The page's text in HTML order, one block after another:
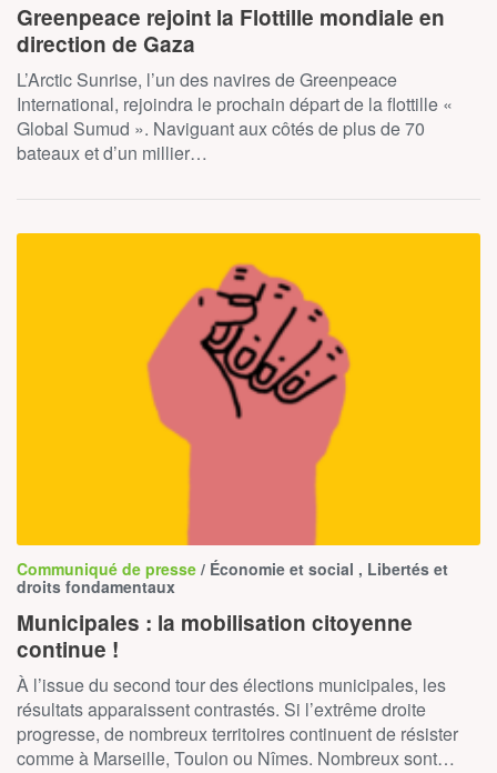
Greenpeace rejoint la Flottille mondiale en
direction de Gaza
L’Arctic Sunrise, l’un des navires de Greenpeace
International, rejoindra le prochain départ de la flottille «
Global Sumud ». Naviguant aux côtés de plus de 70
bateaux et d’un millier…
Communiqué de presse / Économie et social , Libertés et
droits fondamentaux
Municipales : la mobilisation citoyenne
continue !
À l’issue du second tour des élections municipales, les
résultats apparaissent contrastés. Si l’extrême droite
progresse, de nombreux territoires continuent de résister
comme à Marseille, Toulon ou Nîmes. Nombreux sont…